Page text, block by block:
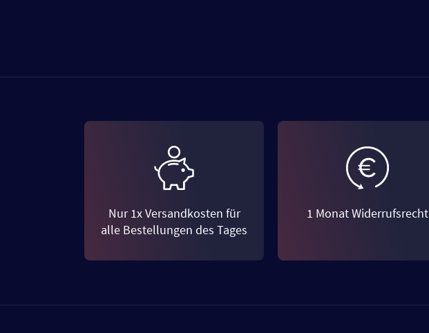
Nur 1x Versandkosten für
alle Bestellungen des Tages
1 Monat Widerrufsrecht